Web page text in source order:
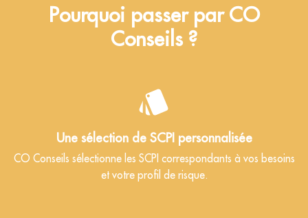
Pourquoi passer par CO
Conseils ?
Une sélection de SCPI personnalisée
CO Conseils sélectionne les SCPI correspondants à vos besoins
et votre profil de risque.